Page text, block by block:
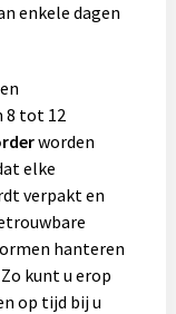
enkele dagen
8 tot 12
worden
elke
verpakt en
hanteren
kunt u erop
op tijd bij u